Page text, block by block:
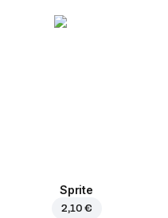
Sprite
2,10 €